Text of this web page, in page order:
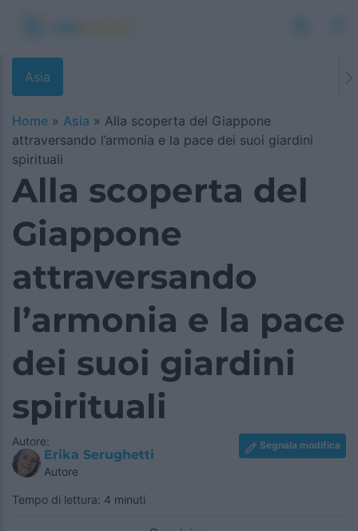
Asia
Home » Asia » Alla scoperta del Giappone
attraversando l’armonia e la pace dei suoi giardini
spirituali
Alla scoperta del
Giappone
attraversando
l’armonia e la pace
dei suoi giardini
spirituali
Autore:
Erika Serughetti
Autore
Segnala modifica
Tempo di lettura: 4 minuti